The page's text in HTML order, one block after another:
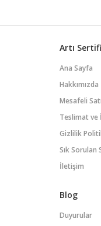
Artı
Ana Sayfa
Hakkımızda
Mesafeli
Teslimat ve
Gizlilik
Sık Sorulan
İletişim
Blog
Duyurular